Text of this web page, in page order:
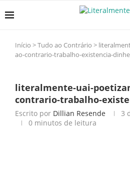
Início >Tudo ao Contrário >
ao-contrario-trabalho-existencia-
literalmente-uai-
contrario-trabalho-
Escrito por Dillian Resende
3
0 minutos de leitura